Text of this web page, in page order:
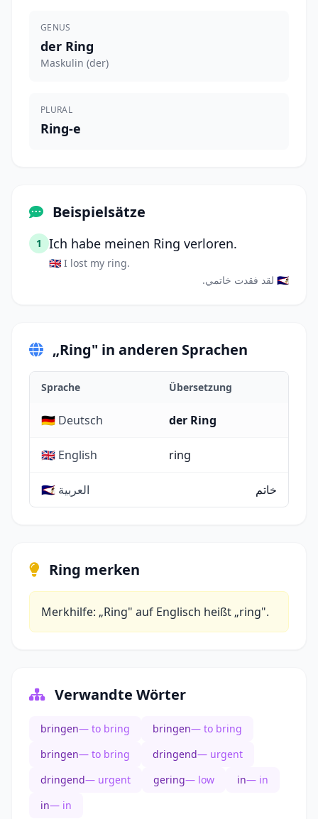
GENUS
der Ring
Maskulin (der)
PLURAL
Ring-e
Beispielsätze
1 Ich habe meinen Ring verloren.
🇬🇧 I lost my ring.
🇸🇦 لقد فقدت خاتمي.
„Ring" in anderen Sprachen
Sprache Übersetzung
🇩🇪 Deutsch der Ring
🇬🇧 English ring
🇸🇦 العربية خاتم
Ring merken
Merkhilfe: „Ring" auf Englisch heißt „ring".
Verwandte Wörter
bringen— to bring bringen— to bring
bringen— to bring dringend— urgent
dringend— urgent gering— low in— in
in— in